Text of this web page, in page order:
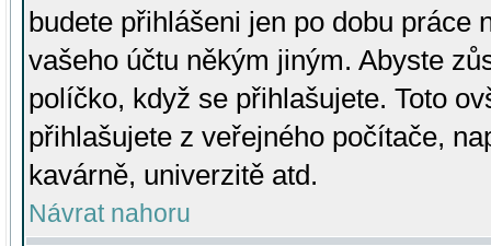
budete přihlášeni jen po dobu práce
vašeho účtu někým jiným. Abyste
políčko, když se přihlašujete. Toto
přihlašujete z veřejného počítače,
kavárně, univerzitě atd.
Návrat nahoru